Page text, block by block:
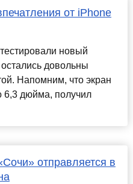
от iPhone
новый
довольны
Напомним, что экран
6,3 дюйма, получил
отправляется в